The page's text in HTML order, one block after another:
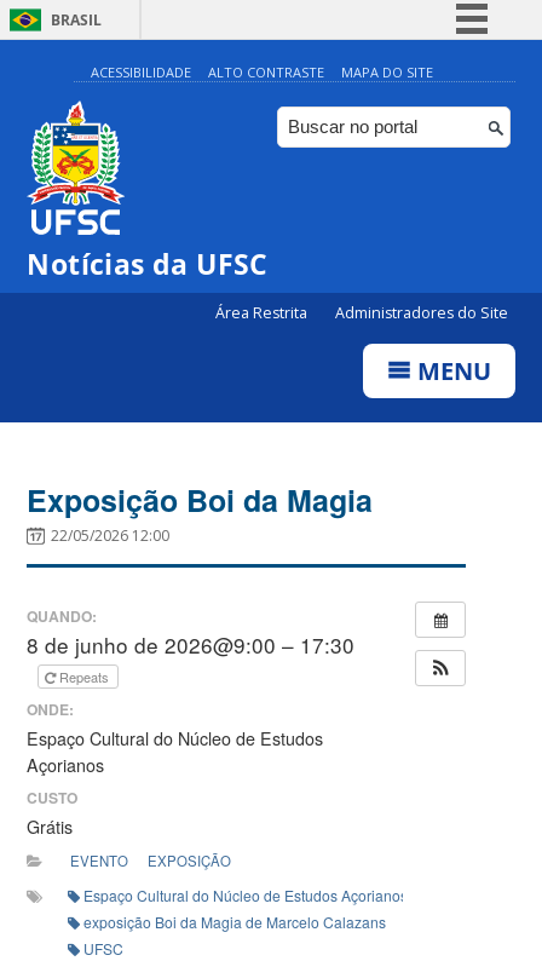
BRASIL
Simplifique!
Comunica BR
Participe
ACESSIBILIDADE ALTO CONTRASTE MAPA DO SITE
Notícias da UFSC
Área Restrita Administradores do Site
MENU
Exposição Boi da Magia
22/05/2026 12:00
QUANDO:
8 de junho de 2026@9:00 – 17:30
Repeats
ONDE:
Espaço Cultural do Núcleo de Estudos
Açorianos
CUSTO
Grátis
EVENTO EXPOSIÇÃO
Espaço Cultural do Núcleo de Estudos Açorianos (NEA)
exposição Boi da Magia de Marcelo Calazans
UFSC